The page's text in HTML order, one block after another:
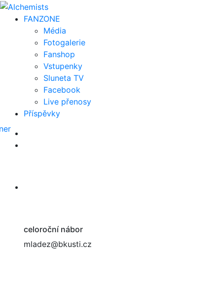
FANZONE
Média
Fotogalerie
Fanshop
Vstupenky
Sluneta TV
Facebook
Live přenosy
Příspěvky
celoroční nábor
mladez@bkusti.cz